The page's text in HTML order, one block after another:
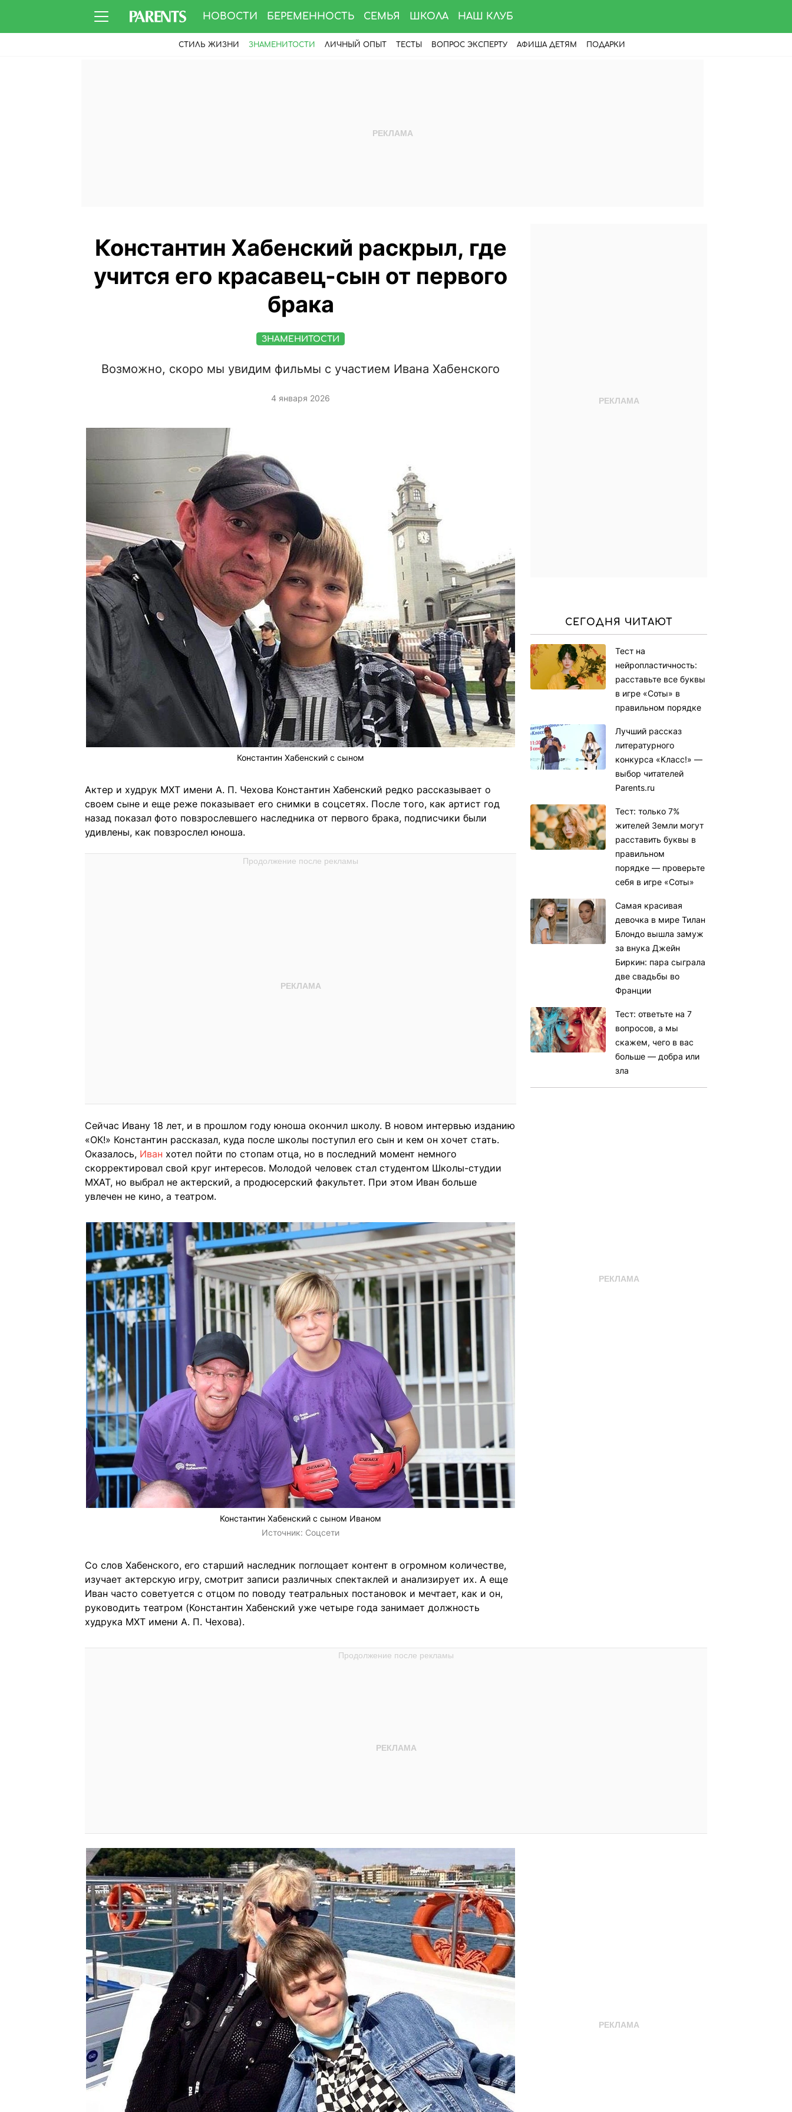
НОВОСТИ БЕРЕМЕННОСТЬ СЕМЬЯ ШКОЛА НАШ КЛУБ
СТИЛЬ ЖИЗНИ ЗНАМЕНИТОСТИ ЛИЧНЫЙ ОПЫТ ТЕСТЫ ВОПРОС ЭКСПЕРТУ АФИША ДЕТЯМ ПОДАРКИ
Константин Хабенский раскрыл, где
учится его красавец-сын от первого
брака
ЗНАМЕНИТОСТИ
Возможно, скоро мы увидим фильмы с участием Ивана Хабенского
4 января 2026
Константин Хабенский с сыном
Актер и худрук МХТ имени А. П. Чехова Константин Хабенский редко рассказывает о
своем сыне и еще реже показывает его снимки в соцсетях. После того, как артист год
назад показал фото повзрослевшего наследника от первого брака, подписчики были
удивлены, как повзрослел юноша.
Сейчас Ивану 18 лет, и в прошлом году юноша окончил школу. В новом интервью изданию
«ОК!» Константин рассказал, куда после школы поступил его сын и кем он хочет стать.
Оказалось, Иван хотел пойти по стопам отца, но в последний момент немного
скорректировал свой круг интересов. Молодой человек стал студентом Школы-студии
МХАТ, но выбрал не актерский, а продюсерский факультет. При этом Иван больше
увлечен не кино, а театром.
Константин Хабенский с сыном Иваном
Источник: Соцсети
Со слов Хабенского, его старший наследник поглощает контент в огромном количестве,
изучает актерскую игру, смотрит записи различных спектаклей и анализирует их. А еще
Иван часто советуется с отцом по поводу театральных постановок и мечтает, как и он,
руководить театром (Константин Хабенский уже четыре года занимает должность
худрука МХТ имени А. П. Чехова).
СЕГОДНЯ ЧИТАЮТ
Тест на
нейропластичность:
расставьте все буквы
в игре «Соты» в
правильном порядке
Лучший рассказ
литературного
конкурса «Класс!» —
выбор читателей
Parents.ru
Тест: только 7%
жителей Земли могут
расставить буквы в
правильном
порядке — проверьте
себя в игре «Соты»
Самая красивая
девочка в мире Тилан
Блондо вышла замуж
за внука Джейн
Биркин: пара сыграла
две свадьбы во
Франции
Тест: ответьте на 7
вопросов, а мы
скажем, чего в вас
больше — добра или
зла